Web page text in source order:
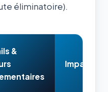
éliminatoire).
&
Impact &